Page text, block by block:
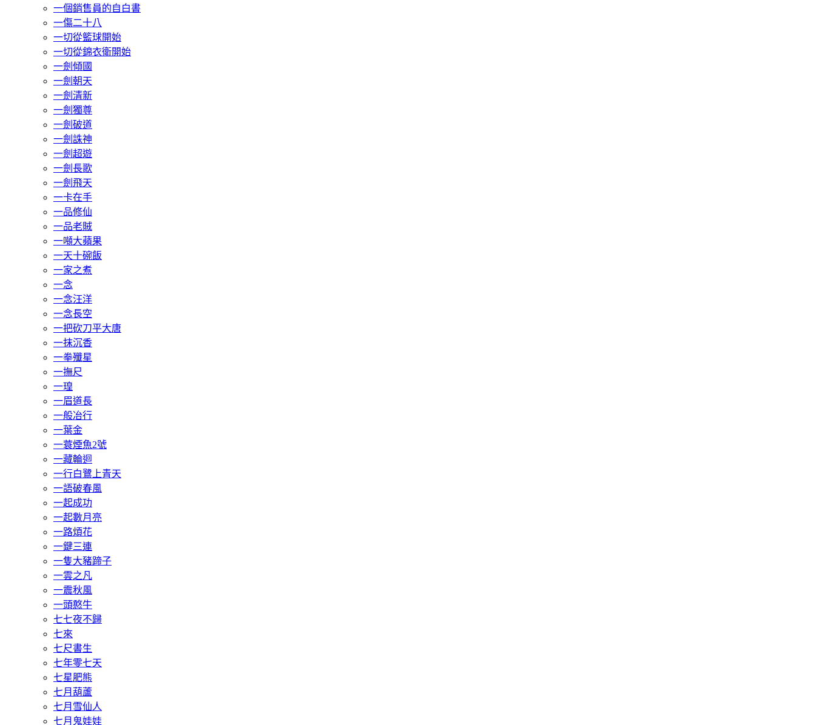
一個銷售員的自白書
一傷二十八
一切從籃球開始
一切從錦衣衛開始
一劍傾國
一劍朝天
一劍清新
一劍獨尊
一劍破道
一劍誅神
一劍超遊
一劍長歌
一劍飛天
一卡在手
一品修仙
一品老賊
一噸大蘋果
一天十碗飯
一家之煮
一念
一念汪洋
一念長空
一把砍刀平大唐
一抹沉香
一拳殲星
一撫尺
一瑝
一眉道長
一般冶行
一葉金
一蓑煙魚2號
一藏輪迴
一行白鷺上青天
一語破春風
一起成功
一起數月亮
一路煩花
一鍵三連
一隻大豬蹄子
一雲之凡
一震秋風
一頭憨牛
七七夜不歸
七來
七尺書生
七年零七天
七星肥熊
七月葫蘆
七月雪仙人
七月鬼娃娃